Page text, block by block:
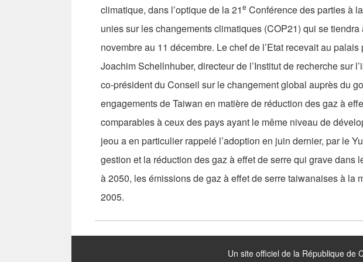
climatique, dans l’optique de la 21e Conférence des parties à
unies sur les changements climatiques (COP21) qui se tiendra
novembre au 11 décembre. Le chef de l’Etat recevait au
Joachim Schellnhuber, directeur de l’Institut de recherche sur
co-président du Conseil sur le changement global auprès du
engagements de Taiwan en matière de réduction des gaz à
comparables à ceux des pays ayant le même niveau de
jeou a en particulier rappelé l’adoption en juin dernier, par le
gestion et la réduction des gaz à effet de serre qui grave dans
à 2050, les émissions de gaz à effet de serre taiwanaises à la
2005.
Un site officiel de la République de